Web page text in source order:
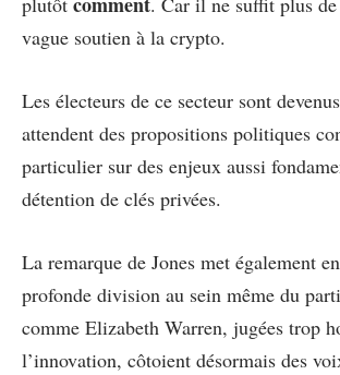
vague soutien à la crypto.
Les électeurs de ce secteur sont
attendent des propositions politiques
particulier sur des enjeux aussi
détention de clés privées.
La remarque de Jones met également
profonde division au sein même du
comme Elizabeth Warren, jugées trop
l’innovation, côtoient désormais des